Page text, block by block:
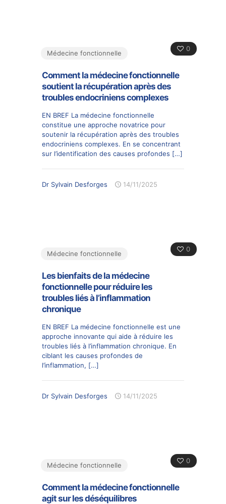
0
Médecine fonctionnelle
Comment la médecine fonctionnelle
soutient la récupération après des
troubles endocriniens complexes
EN BREF La médecine fonctionnelle
constitue une approche novatrice pour
soutenir la récupération après des troubles
endocriniens complexes. En se concentrant
sur l’identification des causes profondes […]
Dr Sylvain Desforges 14/11/2025
0
Médecine fonctionnelle
Les bienfaits de la médecine
fonctionnelle pour réduire les
troubles liés à l’inflammation
chronique
EN BREF La médecine fonctionnelle est une
approche innovante qui aide à réduire les
troubles liés à l’inflammation chronique. En
ciblant les causes profondes de
l’inflammation, […]
Dr Sylvain Desforges 14/11/2025
0
Médecine fonctionnelle
Comment la médecine fonctionnelle
agit sur les déséquilibres